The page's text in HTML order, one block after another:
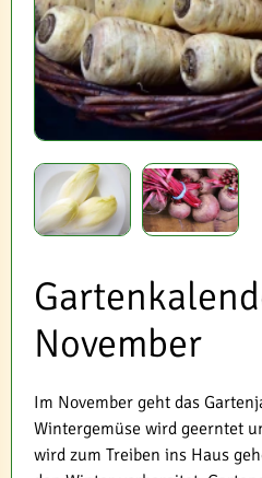
November
Im November geht das
Wintergemüse wird geerntet
wird zum Treiben ins Haus